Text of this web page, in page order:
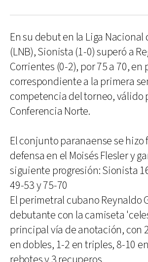
En su debut en la Liga
(LNB), Sionista (1-0) superó a
Corrientes (0-2), por 75 a 70, en
correspondiente a la primera
competencia del torneo, válido
Conferencia Norte.
El conjunto paranaense se hizo
defensa en el Moisés Flesler y
siguiente progresión: Sionista
49-53 y 75-70
El perimetral cubano Reynaldo
debutante con la camiseta
principal vía de anotación, con
en dobles, 1-2 en triples, 8-10